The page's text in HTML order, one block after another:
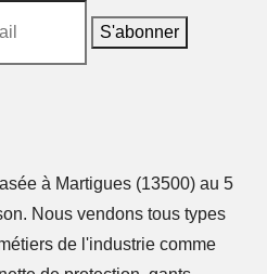
à Martigues (13500) au 5
Nous vendons tous types
de l'industrie comme